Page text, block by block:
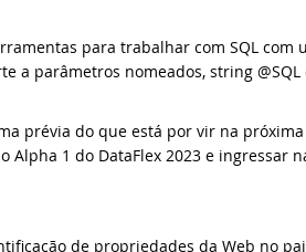
para trabalhar com SQL com
a parâmetros nomeados, string
prévia do que está por vir na
Alpha 1 do DataFlex 2023 e ingressar
de propriedades da Web no
Base (EUA)
Suportados
de segurança do DataFlex 2024/
de segurança para todas as
DataFlex compatíveis com
Reports
& Ambientes
2023
Migrando para o DataFlex 2021/